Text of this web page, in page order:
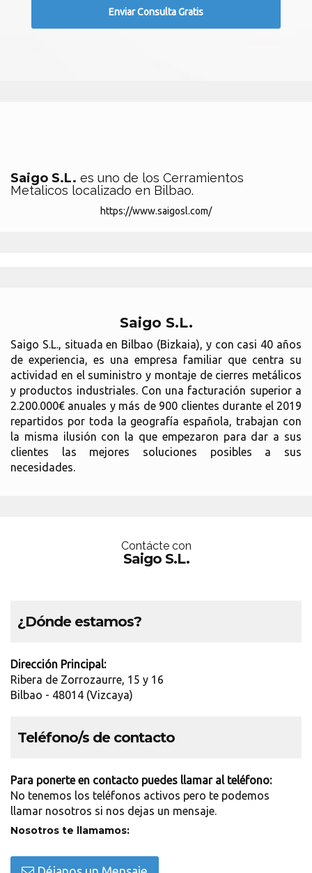
Saigo S.L. es uno de los Cerramientos
Metalicos localizado en Bilbao.
https://www.saigosl.com/
Saigo S.L.
Saigo S.L., situada en Bilbao (Bizkaia), y con casi 40 años
de experiencia, es una empresa familiar que centra su
actividad en el suministro y montaje de cierres metálicos
y productos industriales. Con una facturación superior a
2.200.000€ anuales y más de 900 clientes durante el 2019
repartidos por toda la geografía española, trabajan con
la misma ilusión con la que empezaron para dar a sus
clientes las mejores soluciones posibles a sus
necesidades.
Contácte con
Saigo S.L.
¿Dónde estamos?
Dirección Principal:
Ribera de Zorrozaurre, 15 y 16
Bilbao - 48014 (Vizcaya)
Teléfono/s de contacto
Para ponerte en contacto puedes llamar al teléfono:
No tenemos los teléfonos activos pero te podemos
llamar nosotros si nos dejas un mensaje.
Nosotros te llamamos: